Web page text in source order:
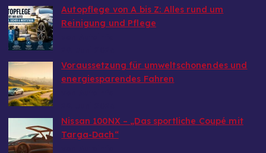
Autopflege von A bis Z: Alles rund um
Reinigung und Pflege
Voraussetzung für umweltschonendes und
energiesparendes Fahren
Nissan 100NX – „Das sportliche Coupé mit
Targa-Dach“